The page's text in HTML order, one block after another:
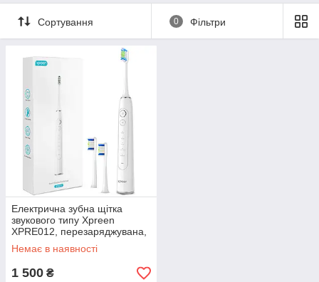
Сортування 0 Фільтри
Електрична зубна щітка
звукового типу Xpreen
XPRE012, перезаряджувана,
5 режимів
Немає в наявності
1 500 ₴